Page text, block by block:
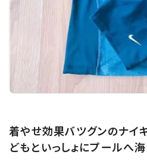
着やせ効果バツグンのナイ
どもといっしょにプールへ海